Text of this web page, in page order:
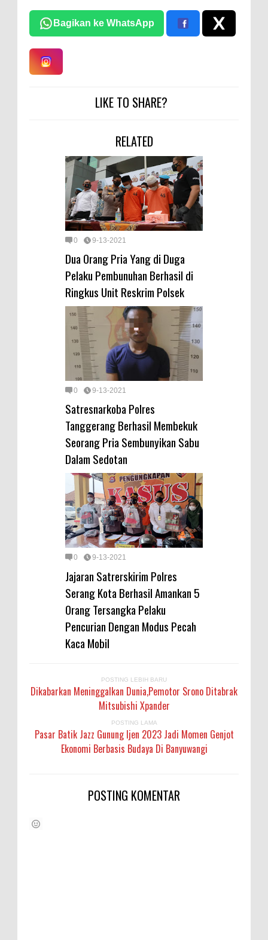
Bagikan ke WhatsApp
LIKE TO SHARE?
RELATED
0 9-13-2021
Dua Orang Pria Yang di Duga
Pelaku Pembunuhan Berhasil di
Ringkus Unit Reskrim Polsek
0 9-13-2021
Satresnarkoba Polres
Tanggerang Berhasil Membekuk
Seorang Pria Sembunyikan Sabu
Dalam Sedotan
0 9-13-2021
Jajaran Satrerskirim Polres
Serang Kota Berhasil Amankan 5
Orang Tersangka Pelaku
Pencurian Dengan Modus Pecah
Kaca Mobil
POSTING LEBIH BARU
Dikabarkan Meninggalkan Dunia,Pemotor Srono Ditabrak
Mitsubishi Xpander
POSTING LAMA
Pasar Batik Jazz Gunung Ijen 2023 Jadi Momen Genjot
Ekonomi Berbasis Budaya Di Banyuwangi
POSTING KOMENTAR